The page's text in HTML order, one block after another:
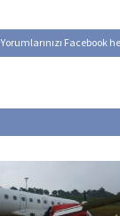
Yorumlarınızı Facebook